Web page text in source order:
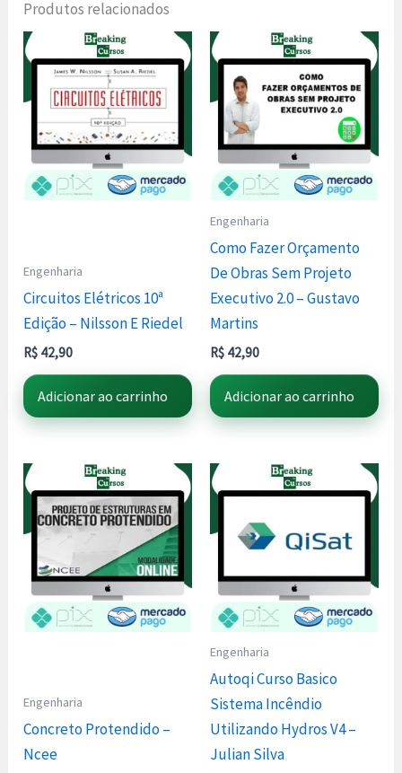
Produtos relacionados
Engenharia
Circuitos Elétricos 10ª
Edição – Nilsson E Riedel
R$ 42,90
Adicionar ao carrinho
Engenharia
Como Fazer Orçamento
De Obras Sem Projeto
Executivo 2.0 – Gustavo
Martins
R$ 42,90
Adicionar ao carrinho
Engenharia
Concreto Protendido –
Ncee
Engenharia
Autoqi Curso Basico
Sistema Incêndio
Utilizando Hydros V4 –
Julian Silva